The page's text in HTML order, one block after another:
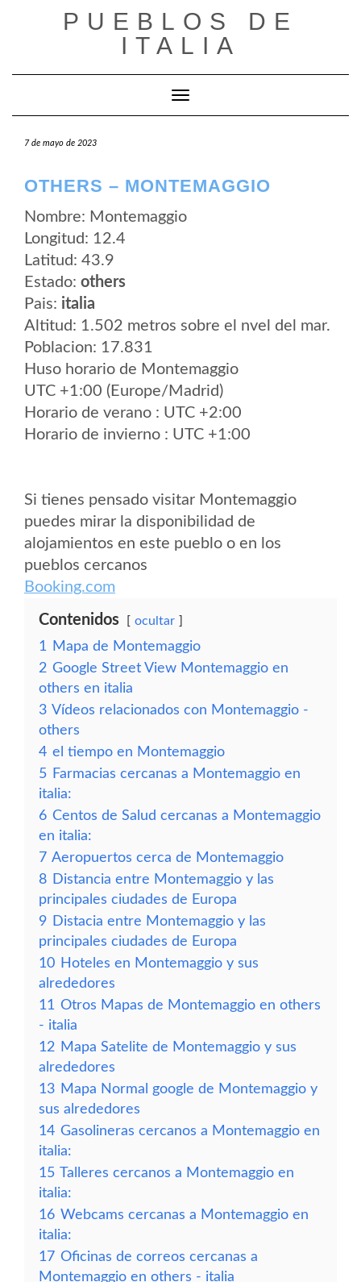
PUEBLOS DE
ITALIA
Cambiar modo de navegación
7 de mayo de 2023
OTHERS – MONTEMAGGIO
Nombre: Montemaggio
Longitud: 12.4
Latitud: 43.9
Estado: others
Pais: italia
Altitud: 1.502 metros sobre el nvel del mar.
Poblacion: 17.831
Huso horario de Montemaggio
UTC +1:00 (Europe/Madrid)
Horario de verano : UTC +2:00
Horario de invierno : UTC +1:00
Si tienes pensado visitar Montemaggio
puedes mirar la disponibilidad de
alojamientos en este pueblo o en los
pueblos cercanos
Booking.com
Contenidos ocultar
1
Mapa de Montemaggio
2 Google Street View Montemaggio en
others en italia
3 Vídeos relacionados con Montemaggio -
others
4 el tiempo en Montemaggio
5 Farmacias cercanas a Montemaggio en
italia:
6 Centos de Salud cercanas a Montemaggio
en italia:
7 Aeropuertos cerca de Montemaggio
8 Distancia entre Montemaggio y las
principales ciudades de Europa
9 Distacia entre Montemaggio y las
principales ciudades de Europa
10 Hoteles en Montemaggio y sus
alrededores
11 Otros Mapas de Montemaggio en others
- italia
12 Mapa Satelite de Montemaggio y sus
alrededores
13 Mapa Normal google de Montemaggio y
sus alrededores
14 Gasolineras cercanos a Montemaggio en
italia:
15 Talleres cercanos a Montemaggio en
italia:
16 Webcams cercanas a Montemaggio en
italia:
17 Oficinas de correos cercanas a
Montemaggio en others - italia